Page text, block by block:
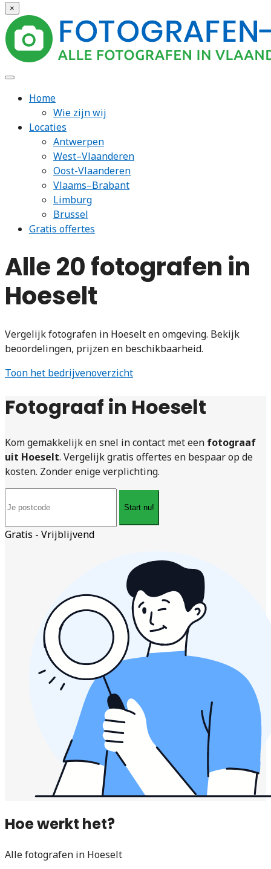
×
Home
Wie zijn wij
Locaties
Antwerpen
West–Vlaanderen
Oost-Vlaanderen
Vlaams–Brabant
Limburg
Brussel
Gratis offertes
Alle 20 fotografen in
Hoeselt
Vergelijk fotografen in Hoeselt en omgeving. Bekijk
beoordelingen, prijzen en beschikbaarheid.
Toon het bedrijvenoverzicht
Fotograaf in Hoeselt
Kom gemakkelijk en snel in contact met een fotograaf
uit Hoeselt. Vergelijk gratis offertes en bespaar op de
kosten. Zonder enige verplichting.
Start nu!
Gratis - Vrijblijvend
Hoe werkt het?
Alle fotografen in Hoeselt